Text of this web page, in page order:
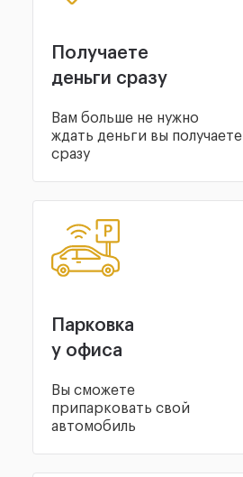
Получаете
деньги сразу
Вам больше не нужно
ждать деньги вы получаете
сразу
Парковка
у офиса
Вы сможете
припарковать свой
автомобиль